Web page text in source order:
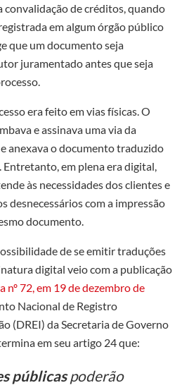
de créditos, quando
em algum órgão público
que um documento seja
juramentado antes que seja
era feito em vias físicas. O
e assinava uma via da
anexava o documento traduzido
em plena era digital,
às necessidades dos clientes e
desnecessários com a impressão
documento.
de se emitir traduções
digital veio com a publicação
72, em 19 de dezembro de
Nacional de Registro
(DREI) da Secretaria de Governo
em seu artigo 24 que:
públicaspoderão